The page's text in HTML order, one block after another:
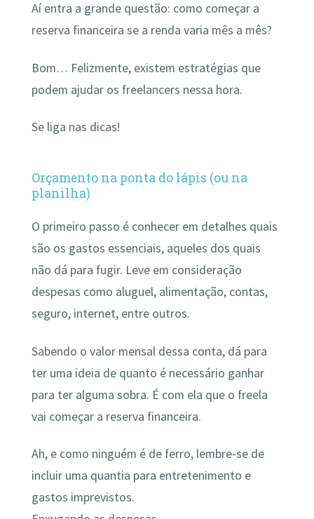
Aí entra a grande questão: como começar a
reserva financeira se a renda varia mês a mês?
Bom… Felizmente, existem estratégias que
podem ajudar os freelancers nessa hora.
Se liga nas dicas!
Orçamento na ponta do lápis (ou na
planilha)
O primeiro passo é conhecer em detalhes quais
são os gastos essenciais, aqueles dos quais
não dá para fugir. Leve em consideração
despesas como aluguel, alimentação, contas,
seguro, internet, entre outros.
Sabendo o valor mensal dessa conta, dá para
ter uma ideia de quanto é necessário ganhar
para ter alguma sobra. É com ela que o freela
vai começar a reserva financeira.
Ah, e como ninguém é de ferro, lembre-se de
incluir uma quantia para entretenimento e
gastos imprevistos.